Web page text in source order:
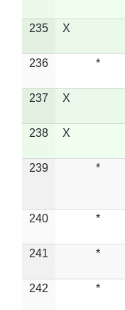
235 X
236 *
237 X
238 X
239 *
240 *
241 *
242 *